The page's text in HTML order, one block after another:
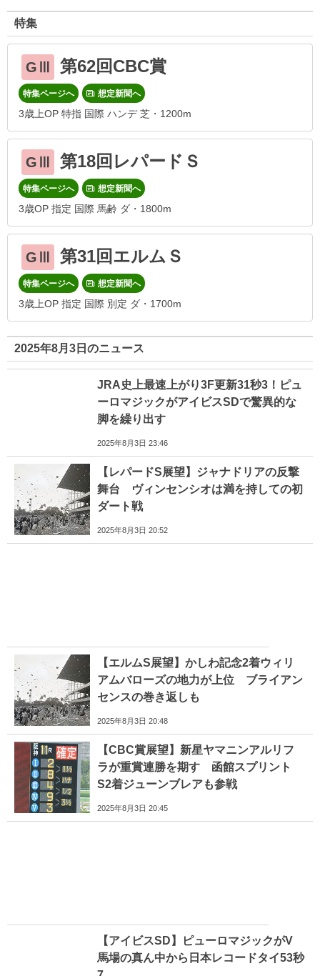
特集
GⅢ 第62回CBC賞
特集ページへ 想定新聞へ
3歳上OP 特指 国際 ハンデ 芝・1200m
GⅢ 第18回レパードＳ
特集ページへ 想定新聞へ
3歳OP 指定 国際 馬齢 ダ・1800m
GⅢ 第31回エルムＳ
特集ページへ 想定新聞へ
3歳上OP 指定 国際 別定 ダ・1700m
2025年8月3日のニュース
JRA史上最速上がり3F更新31秒3！ピュ
ーロマジックがアイビスSDで驚異的な
脚を繰り出す
2025年8月3日 23:46
【レパードS展望】ジャナドリアの反撃
舞台 ヴィンセンシオは満を持しての初
ダート戦
2025年8月3日 20:52
【エルムS展望】かしわ記念2着ウィリ
アムバローズの地力が上位 ブライアン
センスの巻き返しも
2025年8月3日 20:48
【CBC賞展望】新星ヤマニンアルリフ
ラが重賞連勝を期す 函館スプリント
S2着ジューンブレアも参戦
2025年8月3日 20:45
【アイビスSD】ピューロマジックがV
馬場の真ん中から日本レコードタイ53秒